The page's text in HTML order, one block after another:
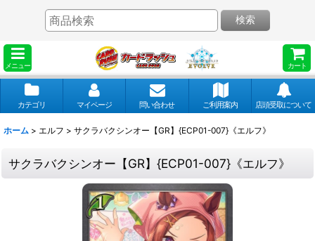
メニュー カート
検索
カテゴリ マイページ 問い合わせ ご利用案内 店頭受取について
ホーム > エルフ > サクラバクシンオー【GR】{ECP01-007}《エルフ》
サクラバクシンオー【GR】{ECP01-007}《エルフ》